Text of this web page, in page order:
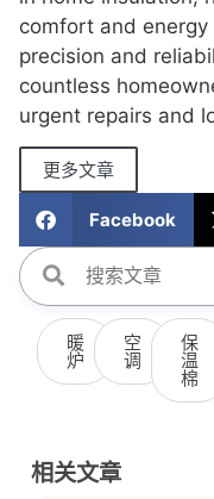
comfort and
precision and
countless
urgent repairs and
更多文章
Facebook
暖
炉
空
调
保
温
棉
相关文章